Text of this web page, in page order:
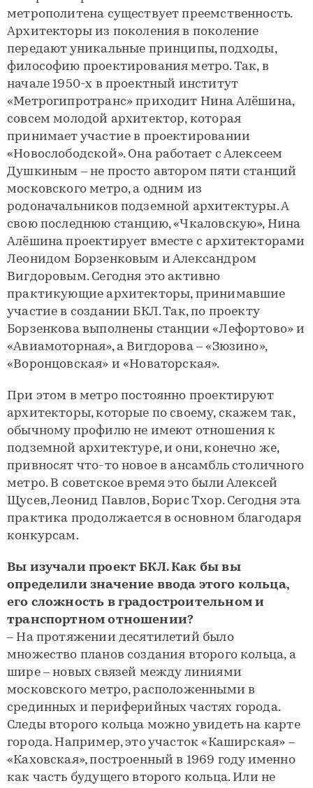
метрополитена существует преемственность.
Архитекторы из поколения в поколение
передают уникальные принципы, подходы,
философию проектирования метро. Так, в
начале 1950-х в проектный институт
«Метрогипротранс» приходит Нина Алёшина,
совсем молодой архитектор, которая
принимает участие в проектировании
«Новослободской». Она работает с Алексеем
Душкиным – не просто автором пяти станций
московского метро, а одним из
родоначальников подземной архитектуры. А
свою последнюю станцию, «Чкаловскую», Нина
Алёшина проектирует вместе с архитекторами
Леонидом Борзенковым и Александром
Вигдоровым. Сегодня это активно
практикующие архитекторы, принимавшие
участие в создании БКЛ. Так, по проекту
Борзенкова выполнены станции «Лефортово» и
«Авиамоторная», а Вигдорова – «Зюзино»,
«Воронцовская» и «Новаторская».
При этом в метро постоянно проектируют
архитекторы, которые по своему, скажем так,
обычному профилю не имеют отношения к
подземной архитектуре, и они, конечно же,
привносят что-то новое в ансамбль столичного
метро. В советское время это были Алексей
Щусев, Леонид Павлов, Борис Тхор. Сегодня эта
практика продолжается в основном благодаря
конкурсам.
Вы изучали проект БКЛ. Как бы вы
определили значение ввода этого кольца,
его сложность в градостроительном и
транспортном отношении?
– На протяжении десятилетий было
множество планов создания второго кольца, а
шире – новых связей между линиями
московского метро, расположенными в
срединных и периферийных частях города.
Следы второго кольца можно увидеть на карте
города. Например, это участок «Каширская» –
«Каховская», построенный в 1969 году именно
как часть будущего второго кольца. Или не